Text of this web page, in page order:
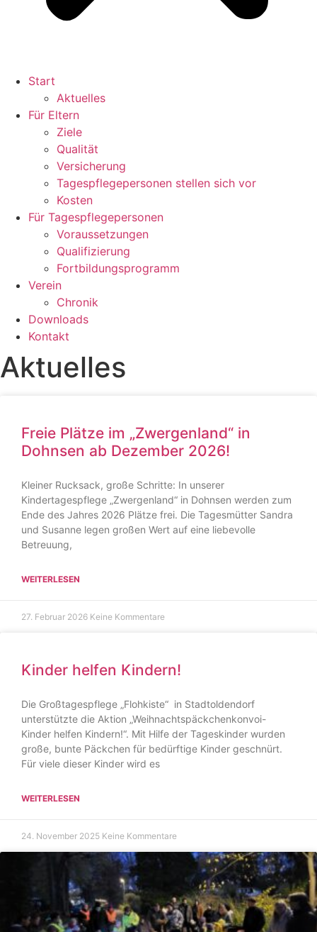
Start
Aktuelles
Für Eltern
Ziele
Qualität
Versicherung
Tagespflegepersonen stellen sich vor
Kosten
Für Tagespflegepersonen
Voraussetzungen
Qualifizierung
Fortbildungsprogramm
Verein
Chronik
Downloads
Kontakt
Aktuelles
Freie Plätze im „Zwergenland“ in
Dohnsen ab Dezember 2026!
Kleiner Rucksack, große Schritte: In unserer
Kindertagespflege „Zwergenland“ in Dohnsen werden zum
Ende des Jahres 2026 Plätze frei. Die Tagesmütter Sandra
und Susanne legen großen Wert auf eine liebevolle
Betreuung,
WEITERLESEN
27. Februar 2026 Keine Kommentare
Kinder helfen Kindern!
Die Großtagespflege „Flohkiste“ in Stadtoldendorf
unterstützte die Aktion „Weihnachtspäckchenkonvoi-
Kinder helfen Kindern!“. Mit Hilfe der Tageskinder wurden
große, bunte Päckchen für bedürftige Kinder geschnürt.
Für viele dieser Kinder wird es
WEITERLESEN
24. November 2025 Keine Kommentare